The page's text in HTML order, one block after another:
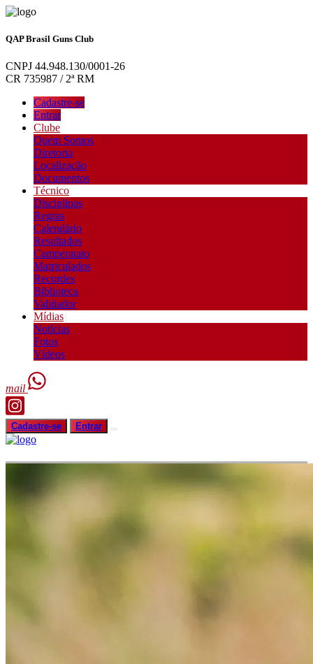
QAP Brasil Guns Club
CNPJ 44.948.130/0001-26
CR 735987 / 2ª RM
Cadastre-se
Entrar
Clube
Quem Somos
Diretoria
Localização
Documentos
Técnico
Disciplinas
Regras
Calendário
Resultados
Campeonato
Matriculados
Recordes
Biblioteca
Validador
Mídias
Notícias
Fotos
Vídeos
mail
Cadastre-se Entrar